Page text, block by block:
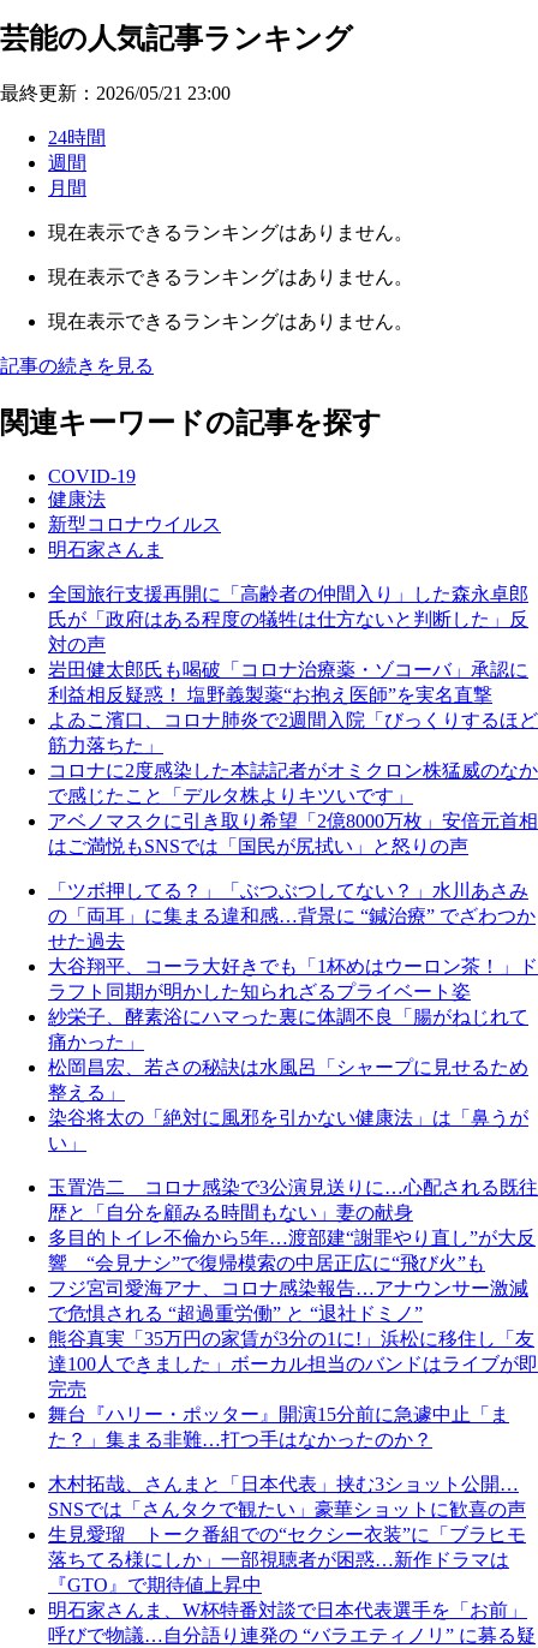
芸能の人気記事ランキング
最終更新：2026/05/21 23:00
24時間
週間
月間
現在表示できるランキングはありません。
現在表示できるランキングはありません。
現在表示できるランキングはありません。
記事の続きを見る
関連キーワードの記事を探す
COVID-19
健康法
新型コロナウイルス
明石家さんま
全国旅行支援再開に「高齢者の仲間入り」した森永卓郎
氏が「政府はある程度の犠牲は仕方ないと判断した」反
対の声
岩田健太郎氏も喝破「コロナ治療薬・ゾコーバ」承認に
利益相反疑惑！ 塩野義製薬“お抱え医師”を実名直撃
よゐこ濱口、コロナ肺炎で2週間入院「びっくりするほど
筋力落ちた」
コロナに2度感染した本誌記者がオミクロン株猛威のなか
で感じたこと「デルタ株よりキツいです」
アベノマスクに引き取り希望「2億8000万枚」安倍元首相
はご満悦もSNSでは「国民が尻拭い」と怒りの声
「ツボ押してる？」「ぶつぶつしてない？」水川あさみ
の「両耳」に集まる違和感…背景に “鍼治療” でざわつか
せた過去
大谷翔平、コーラ大好きでも「1杯めはウーロン茶！」ド
ラフト同期が明かした知られざるプライベート姿
紗栄子、酵素浴にハマった裏に体調不良「腸がねじれて
痛かった」
松岡昌宏、若さの秘訣は水風呂「シャープに見せるため
整える」
染谷将太の「絶対に風邪を引かない健康法」は「鼻うが
い」
玉置浩二 コロナ感染で3公演見送りに…心配される既往
歴と「自分を顧みる時間もない」妻の献身
多目的トイレ不倫から5年…渡部建“謝罪やり直し”が大反
響 “会見ナシ”で復帰模索の中居正広に“飛び火”も
フジ宮司愛海アナ、コロナ感染報告…アナウンサー激減
で危惧される “超過重労働” と “退社ドミノ”
熊谷真実「35万円の家賃が3分の1に!」浜松に移住し「友
達100人できました」ボーカル担当のバンドはライブが即
完売
舞台『ハリー・ポッター』開演15分前に急遽中止「ま
た？」集まる非難…打つ手はなかったのか？
木村拓哉、さんまと「日本代表」挟む3ショット公開…
SNSでは「さんタクで観たい」豪華ショットに歓喜の声
生見愛瑠 トーク番組での“セクシー衣装”に「ブラヒモ
落ちてる様にしか」一部視聴者が困惑…新作ドラマは
『GTO』で期待値上昇中
明石家さんま、W杯特番対談で日本代表選手を「お前」
呼びで物議…自分語り連発の “バラエティノリ” に募る疑